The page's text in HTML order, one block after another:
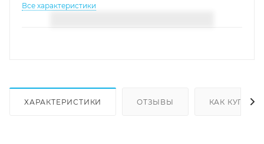
Все характеристики
ХАРАКТЕРИСТИКИ ОТЗЫВЫ КАК КУПИТЬ